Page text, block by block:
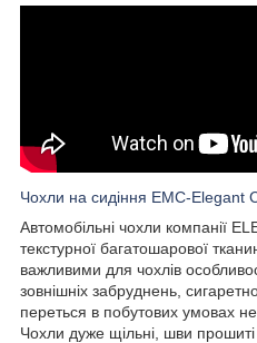
Чохли на сидіння EMC-Elegant
Автомобільні чохли компанії
текстурної багатошарової
важливими для чохлів
зовнішніх забруднень,
переться в побутових умовах
Чохли дуже щільні, шви